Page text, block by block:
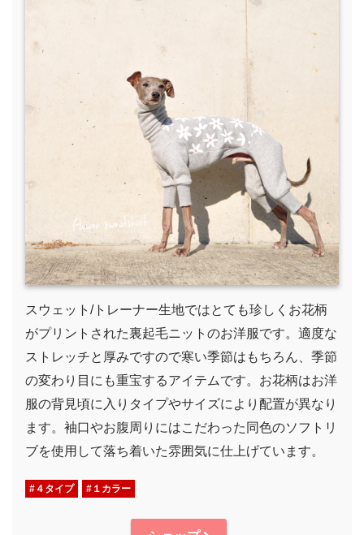
スウェット/トレーナー生地ではとても珍しくお花柄
がプリントされた裏起毛ニットのお洋服です。適度な
ストレッチと厚みですので寒い季節はもちろん、季節
の変わり目にも重宝するアイテムです。お花柄はお洋
服の背見頃に入りタイプやサイズにより配置が異なり
ます。袖口やお腹周りにはこだわった同色のソフトリ
ブを使用して落ち着いた雰囲気に仕上げています。
#４タイプ #１カラー